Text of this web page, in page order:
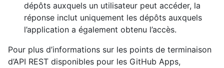
dépôts auxquels un utilisateur peut accéder, la
réponse inclut uniquement les dépôts auxquels
l’application a également obtenu l’accès.
Pour plus d’informations sur les points de terminaison
d’API REST disponibles pour les GitHub Apps,